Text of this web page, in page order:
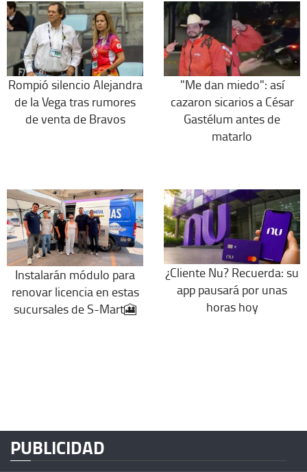
Rompió silencio Alejandra
de la Vega tras rumores
de venta de Bravos
"Me dan miedo": así
cazaron sicarios a César
Gastélum antes de
matarlo
Instalarán módulo para
renovar licencia en estas
sucursales de S-Mart🎦
¿Cliente Nu? Recuerda: su
app pausará por unas
horas hoy
PUBLICIDAD